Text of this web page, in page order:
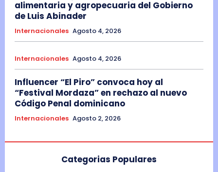
alimentaria y agropecuaria del Gobierno
de Luis Abinader
Internacionales Agosto 4, 2026
Internacionales Agosto 4, 2026
Influencer “El Piro” convoca hoy al
“Festival Mordaza” en rechazo al nuevo
Código Penal dominicano
Internacionales Agosto 2, 2026
Categorias Populares